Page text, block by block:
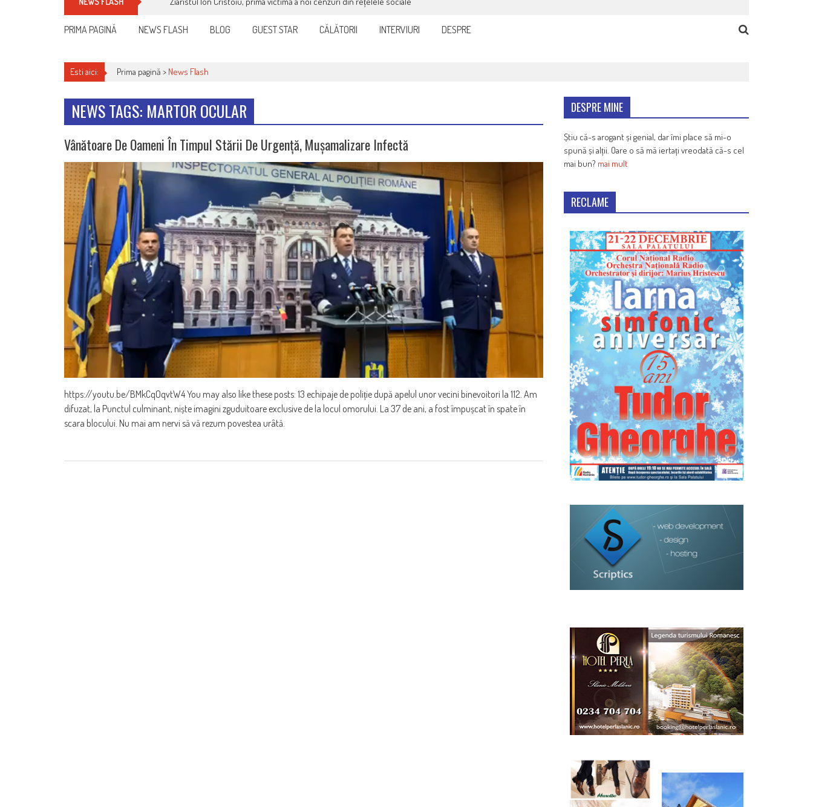
PRIMA PAGINĂ NEWS FLASH BLOG GUEST STAR CĂLĂTORII INTERVIURI DESPRE
Esti aici: Prima pagină > News Flash
NEWS TAGS: MARTOR OCULAR
Vânătoare De Oameni În Timpul Stării De Urgență, Mușamalizare Infectă
https://youtu.be/BMkCqOqvtW4 You may also like these posts: 13 echipaje de poliție după apelul unor vecini binevoitori la 112. Am
difuzat, la Punctul culminant, niște imagini zguduitoare exclusive de la locul omorului. La 37 de ani, a fost împușcat în spate în
scara blocului. Nu mai am nervi să vă rezum povestea urâtă.
DESPRE MINE
Știu că-s arogant și genial, dar îmi place să mi-o
spună și alții. Oare o să mă iertați vreodată că-s cel
mai bun? mai mult
RECLAME